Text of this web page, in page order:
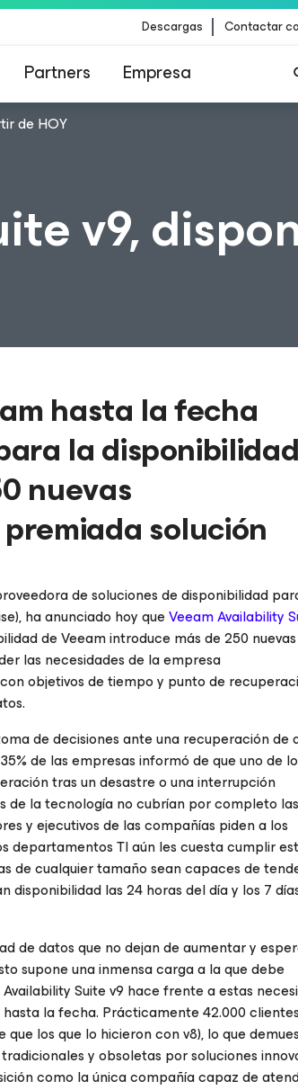
Descargas Contactar
Partners Empresa
de HOY
v9,
hasta la fecha
la
nuevas
solución
de soluciones de disponibilidad
ha anunciado hoy queVeeam Availability
de Veeam introduce más de 250 nuevas
las necesidades de la empresa
objetivos de tiempo y punto de
de decisiones ante una recuperación de
de las empresas informó de que uno de
tras un desastre o una interrupción
de la tecnología no cubrían por completo las
y ejecutivos de las compañías piden a los
departamentos TI aún les cuesta cumplir
de cualquier tamaño sean capaces de
las 24 horas del día y los 7
de datos que no dejan de aumentar y
supone una inmensa carga a la que debe
Suite v9 hace frente a estas
la fecha. Prácticamente 42.000
los que lo hicieron con v8), lo que
y obsoletas por soluciones
como la única compañía capaz de